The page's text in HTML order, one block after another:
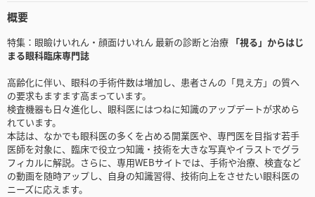
概要
特集：眼瞼けいれん・顔面けいれん 最新の診断と治療 「視る」からはじ
まる眼科臨床専門誌
高齢化に伴い、眼科の手術件数は増加し、患者さんの「見え方」の質へ
の要求もますます高まっています。
検査機器も日々進化し、眼科医にはつねに知識のアップデートが求めら
れています。
本誌は、なかでも眼科医の多くを占める開業医や、専門医を目指す若手
医師を対象に、臨床で役立つ知識・技術を大きな写真やイラストでグラ
フィカルに解説。さらに、専用WEBサイトでは、手術や治療、検査など
の動画を随時アップし、自身の知識習得、技術向上をさせたい眼科医の
ニーズに応えます。